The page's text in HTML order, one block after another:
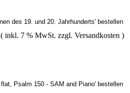
( inkl. 7 % MwSt. zzgl. Versandkosten )